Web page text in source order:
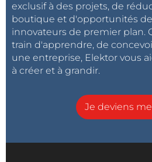
exclusif à des projets, de
boutique et d'opportunités
innovateurs de premier plan.
train d'apprendre, de
une entreprise, Elektor vous
à créer et à grandir.
Je deviens